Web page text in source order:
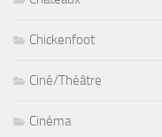
Chickenfoot
Ciné/Théâtre
Cinéma